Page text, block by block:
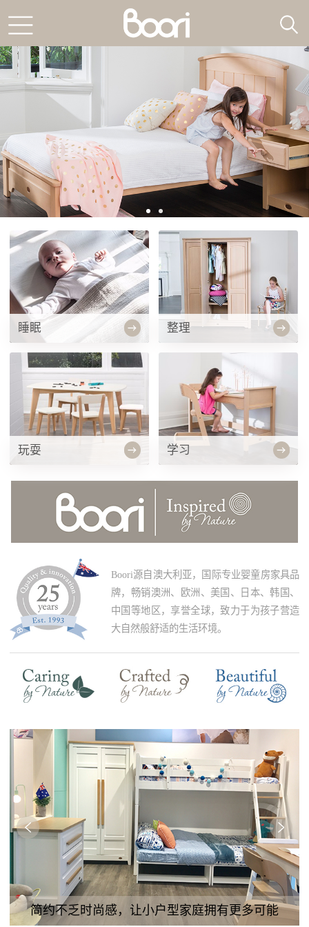
睡眠 整理
玩耍 学习
Boori源自澳大利亚，国际专业婴童房家具品
牌，畅销澳洲、欧洲、美国、日本、韩国、
中国等地区，享誉全球，致力于为孩子营造
大自然般舒适的生活环境。
简约不乏时尚感，让小户型家庭拥有更多可能